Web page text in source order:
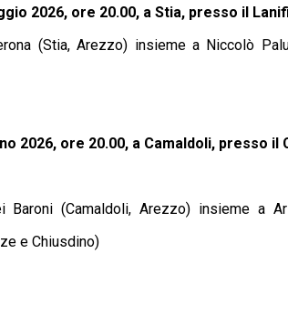
2026, ore 20.00, a Stia, presso il
(Stia, Arezzo) insieme a Niccolò
2026, ore 20.00, a Camaldoli, presso
Baroni (Camaldoli, Arezzo) insieme a
e Chiusdino)